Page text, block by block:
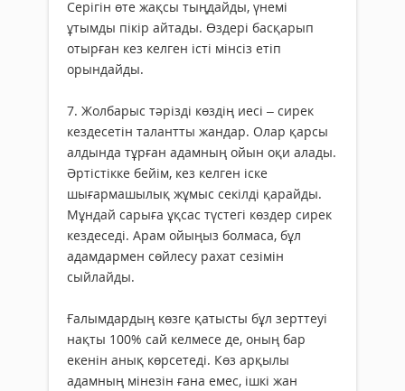
Серігін өте жақсы тыңдайды, үнемі
ұтымды пікір айтады. Өздері басқарып
отырған кез келген істі мінсіз етіп
орындайды.
7. Жолбарыс тәрізді көздің иесі – сирек
кездесетін талантты жандар. Олар қарсы
алдында тұрған адамның ойын оқи алады.
Әртістікке бейім, кез келген іске
шығармашылық жұмыс секілді қарайды.
Мұндай сарыға ұқсас түстегі көздер сирек
кездеседі. Арам ойыңыз болмаса, бұл
адамдармен сөйлесу рахат сезімін
сыйлайды.
Ғалымдардың көзге қатысты бұл зерттеуі
нақты 100% сай келмесе де, оның бар
екенін анық көрсетеді. Көз арқылы
адамның мінезін ғана емес, ішкі жан